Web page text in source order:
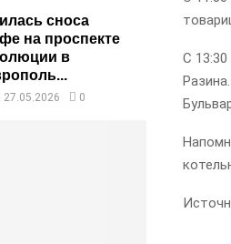
С 13:30
сноса
на проспекте
в
27.05.2026 0